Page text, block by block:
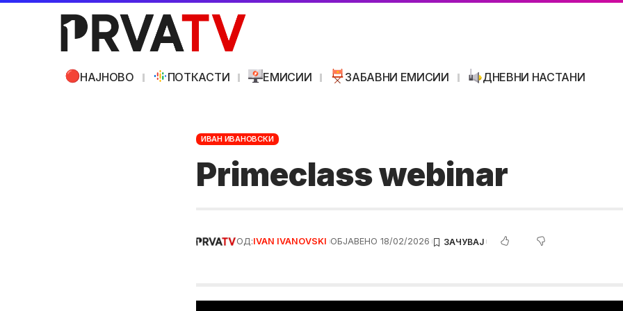
НАЈНОВО ПОТКАСТИ ЕМИСИИ ЗАБАВНИ ЕМИСИИ ДНЕВНИ НАСТАНИ
ИВАН ИВАНОВСКИ
Primeclass webinar
ОД:IVAN IVANOVSKI ОБЈАВЕНО 18/02/2026